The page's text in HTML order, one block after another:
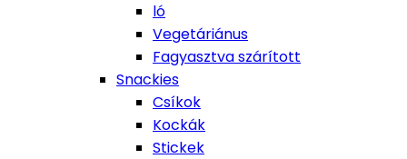
ló
Vegetáriánus
Fagyasztva szárított
Snackies
Csíkok
Kockák
Stickek